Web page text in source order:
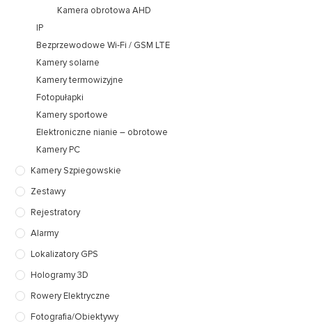
Kamera obrotowa AHD
IP
Bezprzewodowe Wi-Fi / GSM LTE
Kamery solarne
Kamery termowizyjne
Fotopułapki
Kamery sportowe
Elektroniczne nianie – obrotowe
Kamery PC
Kamery Szpiegowskie
Zestawy
Rejestratory
Alarmy
Lokalizatory GPS
Hologramy 3D
Rowery Elektryczne
Fotografia/Obiektywy